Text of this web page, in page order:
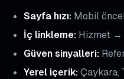
Sayfa hızı: Mobil
İç linkleme: Hizmet →
Güven sinyalleri:
Yerel içerik:Çaykara,